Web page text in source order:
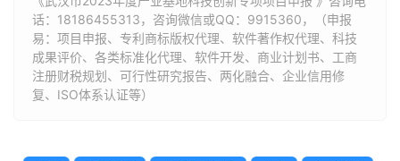
话： 18186455313，咨询微信或QQ：9915360，（申报
易：项目申报、专利商标版权代理、软件著作权代理、科技
成果评价、各类标准化代理、软件开发、商业计划书、工商
注册财税规划、可行性研究报告、两化融合、企业信用修
复、ISO体系认证等）